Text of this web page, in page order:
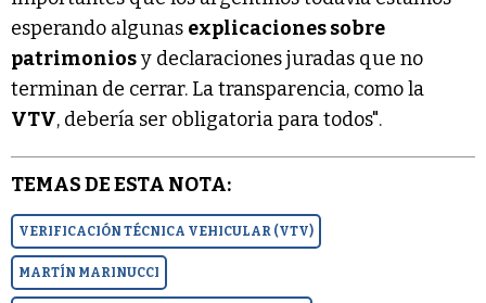
esperando algunas explicaciones sobre
patrimoniosy declaraciones juradas que no
terminan de cerrar. La transparencia, como la
VTV, debería ser obligatoria para todos".
TEMAS DE ESTA NOTA:
VERIFICACIÓN TÉCNICA VEHICULAR (VTV)
MARTÍN MARINUCCI